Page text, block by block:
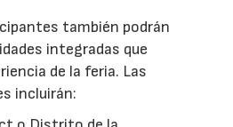
también podrán
integradas que
de la feria. Las
incluirán: